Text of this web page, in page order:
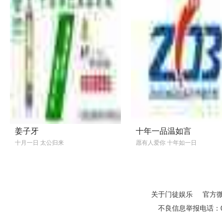
姜子牙
十月一日 太公归来
十年一品温如言
愿有人爱你 十年如一日
关于门徒娱乐
官方
不良信息举报电话